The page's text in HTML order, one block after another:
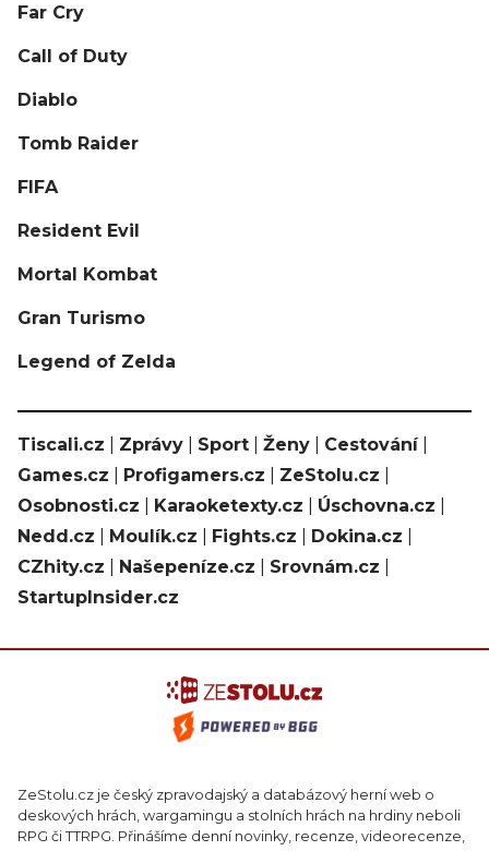
Far Cry
Call of Duty
Diablo
Tomb Raider
FIFA
Resident Evil
Mortal Kombat
Gran Turismo
Legend of Zelda
Tiscali.cz Zprávy Sport Ženy Cestování|
Games.cz
Profigamers.cz ZeStolu.cz
Osobnosti.cz
Karaoketexty.cz Úschovna.cz
Nedd.cz
Moulík.cz Fights.cz Dokina.cz
CZhity.cz
Našepeníze.cz Srovnám.cz
StartupInsider.cz
ZeStolu.cz je český zpravodajský a databázový herní web o
deskových hrách, wargamingu a stolních hrách na hrdiny neboli
RPG či TTRPG. Přinášíme denní novinky, recenze, videorecenze,